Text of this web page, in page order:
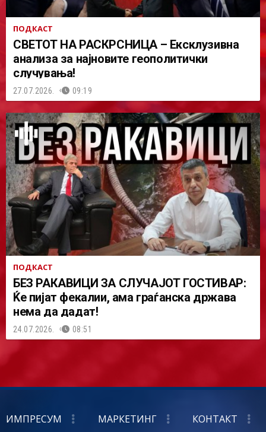
ПОДКАСТ
СВЕТОТ НА РАСКРСНИЦА – Ексклузивна
анализа за најновите геополитички
случувања!
27.07.2026. 09:19
ПОДКАСТ
БЕЗ РАКАВИЦИ ЗА СЛУЧАЈОТ ГОСТИВАР:
Ќе пијат фекалии, ама граѓанска држава
нема да дадат!
24.07.2026. 08:51
ИМПРЕСУМ МАРКЕТИНГ
КОНТАКТ